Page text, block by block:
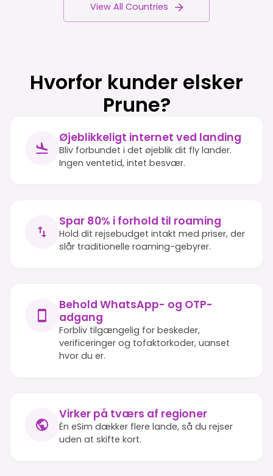
View All Countries
Hvorfor kunder elsker
Prune?
Øjeblikkeligt internet ved landing
Bliv forbundet i det øjeblik dit fly lander.
Ingen ventetid, intet besvær.
Spar 80% i forhold til roaming
Hold dit rejsebudget intakt med priser, der
slår traditionelle roaming-gebyrer.
Behold WhatsApp- og OTP-
adgang
Forbliv tilgængelig for beskeder,
verificeringer og tofaktorkoder, uanset
hvor du er.
Virker på tværs af regioner
Én eSim dækker flere lande, så du rejser
uden at skifte kort.